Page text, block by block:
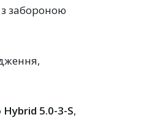
забороною
5.0-3-S,